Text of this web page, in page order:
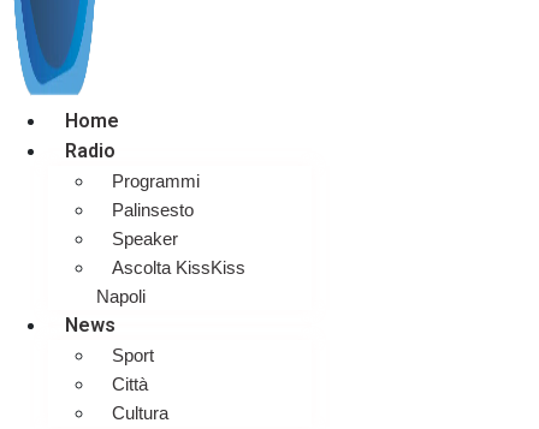
Home
Radio
Programmi
Palinsesto
Speaker
Ascolta KissKiss
Napoli
News
Sport
Città
Cultura